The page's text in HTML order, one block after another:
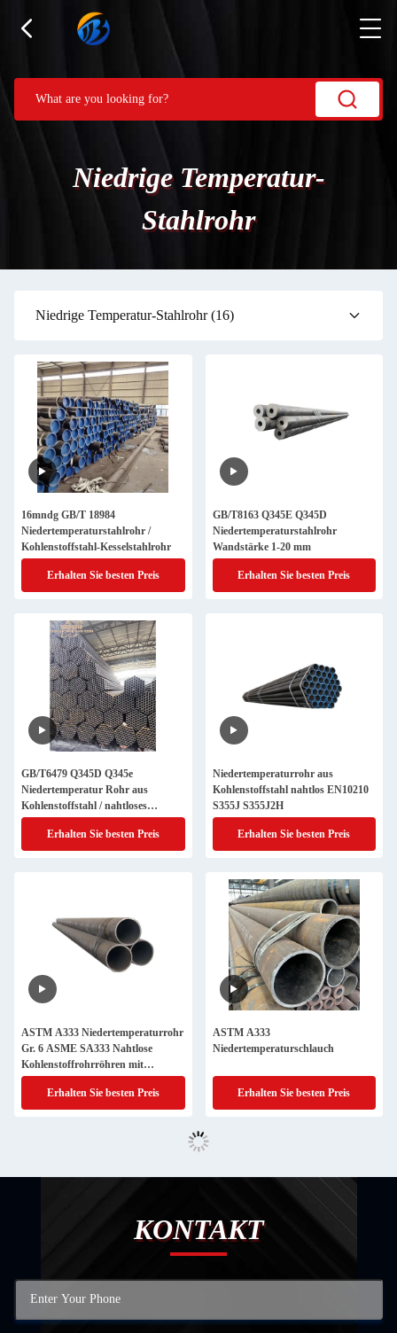
Niedrige Temperatur-
Stahlrohr
Niedrige Temperatur-Stahlrohr(16)
16mndg GB/T 18984
Niedertemperaturstahlrohr /
Kohlenstoffstahl-Kesselstahlrohr
Erhalten Sie besten Preis
GB/T8163 Q345E Q345D
Niedertemperaturstahlrohr
Wandstärke 1-20 mm
Erhalten Sie besten Preis
GB/T6479 Q345D Q345e
Niedertemperatur Rohr aus
Kohlenstoffstahl / nahtloses
Stahlrohr
Erhalten Sie besten Preis
Niedertemperaturrohr aus
Kohlenstoffstahl nahtlos EN10210
S355J S355J2H
Erhalten Sie besten Preis
ASTM A333 Niedertemperaturrohr
Gr. 6 ASME SA333 Nahtlose
Kohlenstoffrohrröhren mit
niedriger Temperatur
Erhalten Sie besten Preis
ASTM A333
Niedertemperaturschlauch
Erhalten Sie besten Preis
KONTAKT